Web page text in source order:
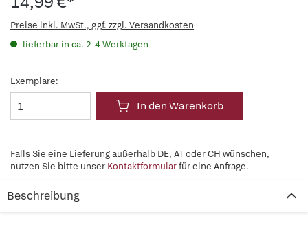
Preise inkl. MwSt., ggf. zzgl. Versandkosten
lieferbar in ca. 2-4 Werktagen
Exemplare:
In den Warenkorb
Falls Sie eine Lieferung außerhalb DE, AT oder CH wünschen,
nutzen Sie bitte unser Kontaktformularfür eine Anfrage.
Beschreibung